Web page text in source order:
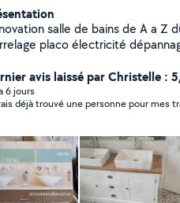
salle de bains de A a Z
dépannage de plomberie
devis plomberie sanitaire Chauffage
avis laissé par Christelle :
6 jours
déjà trouvé une personne pour mes